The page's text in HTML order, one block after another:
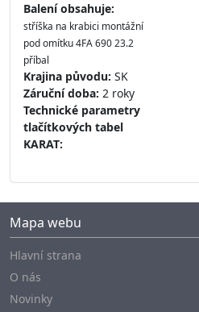
Balení obsahuje:
stříška na krabici montážní
pod omítku 4FA 690 23.2
příbal
Krajina původu: SK
Záruční doba: 2 roky
Technické parametry
tlačítkových tabel
KARAT:
Mapa webu
Hlavní strana
O nás
Novinky